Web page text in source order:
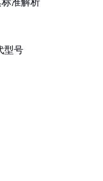
准解析
型号